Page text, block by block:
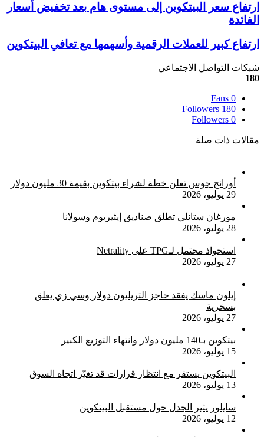
ارتفاع
سعر
البيتكوين
إلى
مستوى
هام
بعد
تخفيض
أسعار
الفائدة
ارتفاع سعر البيتكوين إلى مستوى هام بعد تخفيض أسعار
الفائدة
ارتفاع
كبير
للعملات
الرقمية
تعافي
البيتكوين
ارتفاع كبير للعملات الرقمية وأسهمها مع تعافي البيتكوين
شبكات التواصل الاجتماعي
180
0
Fans
180
Followers
0
Followers
مقالات ذات صلة
أورانج جوس تعلن خطة لشراء بيتكوين بقيمة 30 مليون دولار
29 يوليو، 2026
مورغان ستانلي تطلق صناديق إيثيريوم وسولانا
28 يوليو، 2026
استحواذ محتمل لـTPG على Netrality
27 يوليو، 2026
إيلون ماسك يفقد حاجز التريليون دولار وسي زي يعلق
بسخرية
27 يوليو، 2026
بيتكوين بـ140 مليون دولار وانتهاء التوزيع الكبير
15 يوليو، 2026
البيتكوين يستقر مع انتظار قرارات قد تغيّر اتجاه السوق
13 يوليو، 2026
سايلور يثير الجدل حول مستقبل البيتكوين
12 يوليو، 2026